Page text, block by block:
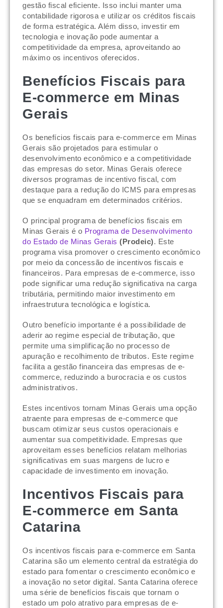
gestão fiscal eficiente. Isso inclui manter uma
contabilidade rigorosa e utilizar os créditos fiscais
de forma estratégica. Além disso, investir em
tecnologia e inovação pode aumentar a
competitividade da empresa, aproveitando ao
máximo os incentivos oferecidos.
Benefícios Fiscais para
E-commerce em Minas
Gerais
Os benefícios fiscais para e-commerce em Minas
Gerais são projetados para estimular o
desenvolvimento econômico e a competitividade
das empresas do setor. Minas Gerais oferece
diversos programas de incentivo fiscal, com
destaque para a redução do ICMS para empresas
que se enquadram em determinados critérios.
O principal programa de benefícios fiscais em
Minas Gerais é o Programa de Desenvolvimento
do Estado de Minas Gerais (Prodeic). Este
programa visa promover o crescimento econômico
por meio da concessão de incentivos fiscais e
financeiros. Para empresas de e-commerce, isso
pode significar uma redução significativa na carga
tributária, permitindo maior investimento em
infraestrutura tecnológica e logística.
Outro benefício importante é a possibilidade de
aderir ao regime especial de tributação, que
permite uma simplificação no processo de
apuração e recolhimento de tributos. Este regime
facilita a gestão financeira das empresas de e-
commerce, reduzindo a burocracia e os custos
administrativos.
Estes incentivos tornam Minas Gerais uma opção
atraente para empresas de e-commerce que
buscam otimizar seus custos operacionais e
aumentar sua competitividade. Empresas que
aproveitam esses benefícios relatam melhorias
significativas em suas margens de lucro e
capacidade de investimento em inovação.
Incentivos Fiscais para
E-commerce em Santa
Catarina
Os incentivos fiscais para e-commerce em Santa
Catarina são um elemento central da estratégia do
estado para fomentar o crescimento econômico e
a inovação no setor digital. Santa Catarina oferece
uma série de benefícios fiscais que tornam o
estado um polo atrativo para empresas de e-